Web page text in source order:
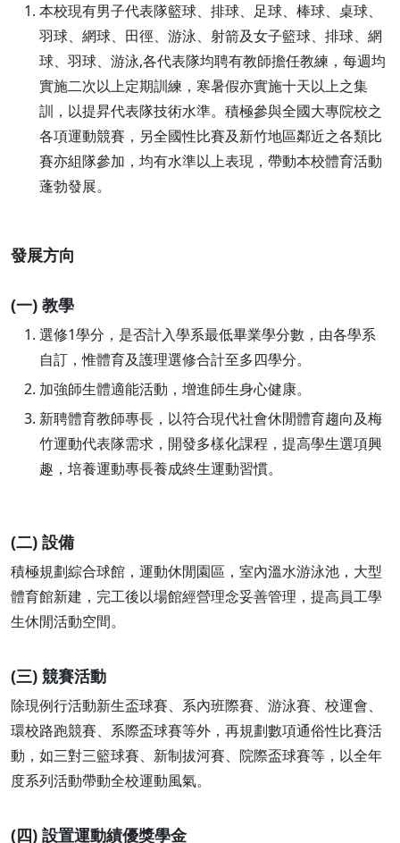
本校現有男子代表隊籃球、排球、足球、棒球、桌球、
羽球、網球、田徑、游泳、射箭及女子籃球、排球、網
球、羽球、游泳,各代表隊均聘有教師擔任教練，每週均
實施二次以上定期訓練，寒暑假亦實施十天以上之集
訓，以提昇代表隊技術水準。積極參與全國大專院校之
各項運動競賽，另全國性比賽及新竹地區鄰近之各類比
賽亦組隊參加，均有水準以上表現，帶動本校體育活動
蓬勃發展。
發展方向
(一) 教學
選修1學分，是否計入學系最低畢業學分數，由各學系
自訂，惟體育及護理選修合計至多四學分。
加強師生體適能活動，增進師生身心健康。
新聘體育教師專長，以符合現代社會休閒體育趨向及梅
竹運動代表隊需求，開發多樣化課程，提高學生選項興
趣，培養運動專長養成終生運動習慣。
(二) 設備
積極規劃綜合球館，運動休閒園區，室內溫水游泳池，大型
體育館新建，完工後以場館經營理念妥善管理，提高員工學
生休閒活動空間。
(三) 競賽活動
除現例行活動新生盃球賽、系內班際賽、游泳賽、校運會、
環校路跑競賽、系際盃球賽等外，再規劃數項通俗性比賽活
動，如三對三籃球賽、新制拔河賽、院際盃球賽等，以全年
度系列活動帶動全校運動風氣。
(四) 設置運動績優獎學金